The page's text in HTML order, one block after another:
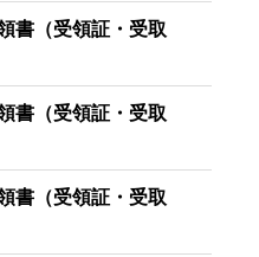
書（受領証・受取
書（受領証・受取
書（受領証・受取